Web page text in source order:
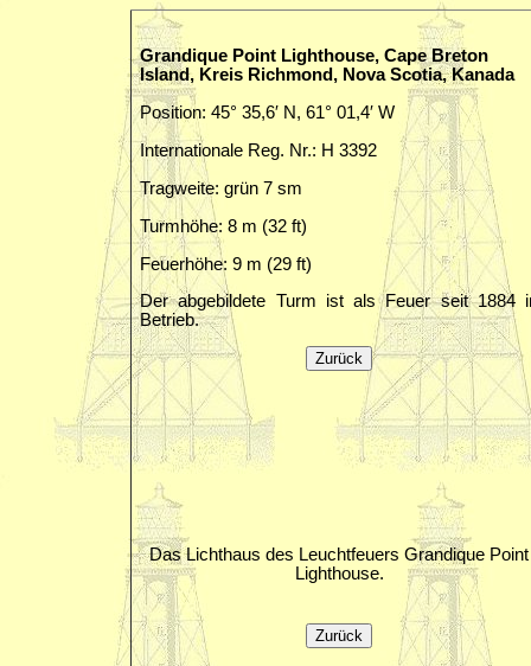
Grandique Point Lighthouse, Cape Breton
Island, Kreis Richmond, Nova Scotia, Kanada
Position: 45° 35,6′ N, 61° 01,4′ W
Internationale Reg. Nr.: H 3392
Tragweite: grün 7 sm
Turmhöhe: 8 m (32 ft)
Feuerhöhe: 9 m (29 ft)
Der abgebildete Turm ist als Feuer seit 1884
Betrieb.
Das Lichthaus des Leuchtfeuers Grandique Point
Lighthouse.